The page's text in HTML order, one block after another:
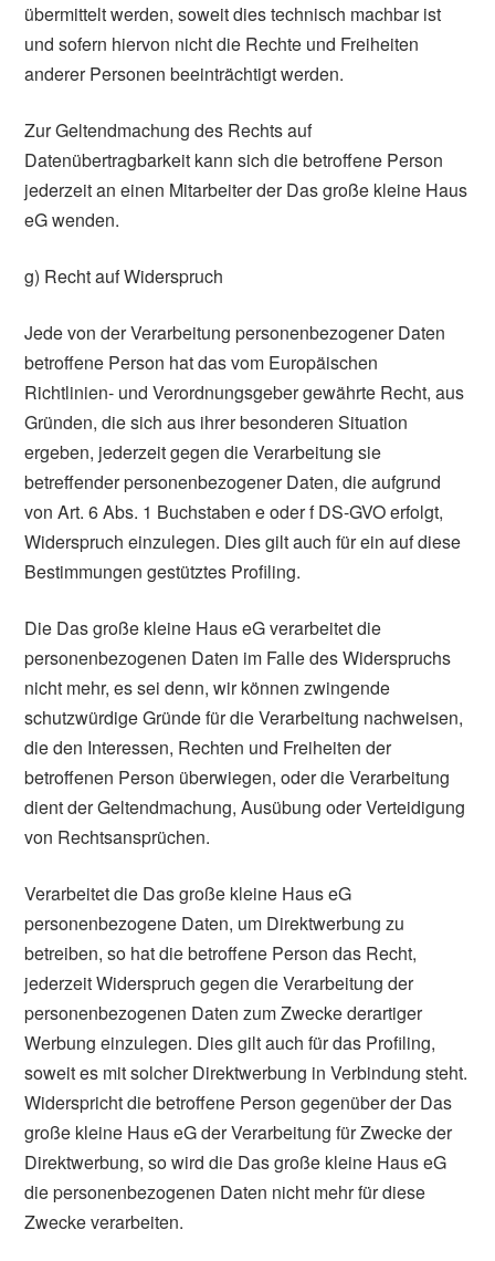
übermittelt werden, soweit dies technisch machbar ist
und sofern hiervon nicht die Rechte und Freiheiten
anderer Personen beeinträchtigt werden.
Zur Geltendmachung des Rechts auf
Datenübertragbarkeit kann sich die betroffene Person
jederzeit an einen Mitarbeiter der Das große kleine Haus
eG wenden.
g) Recht auf Widerspruch
Jede von der Verarbeitung personenbezogener Daten
betroffene Person hat das vom Europäischen
Richtlinien- und Verordnungsgeber gewährte Recht, aus
Gründen, die sich aus ihrer besonderen Situation
ergeben, jederzeit gegen die Verarbeitung sie
betreffender personenbezogener Daten, die aufgrund
von Art. 6 Abs. 1 Buchstaben e oder f DS-GVO erfolgt,
Widerspruch einzulegen. Dies gilt auch für ein auf diese
Bestimmungen gestütztes Profiling.
Die Das große kleine Haus eG verarbeitet die
personenbezogenen Daten im Falle des Widerspruchs
nicht mehr, es sei denn, wir können zwingende
schutzwürdige Gründe für die Verarbeitung nachweisen,
die den Interessen, Rechten und Freiheiten der
betroffenen Person überwiegen, oder die Verarbeitung
dient der Geltendmachung, Ausübung oder Verteidigung
von Rechtsansprüchen.
Verarbeitet die Das große kleine Haus eG
personenbezogene Daten, um Direktwerbung zu
betreiben, so hat die betroffene Person das Recht,
jederzeit Widerspruch gegen die Verarbeitung der
personenbezogenen Daten zum Zwecke derartiger
Werbung einzulegen. Dies gilt auch für das Profiling,
soweit es mit solcher Direktwerbung in Verbindung steht.
Widerspricht die betroffene Person gegenüber der Das
große kleine Haus eG der Verarbeitung für Zwecke der
Direktwerbung, so wird die Das große kleine Haus eG
die personenbezogenen Daten nicht mehr für diese
Zwecke verarbeiten.